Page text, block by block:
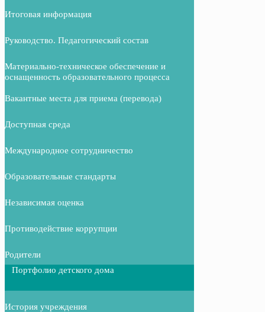
Итоговая информация
Руководство. Педагогический состав
Материально-техническое обеспечение и
оснащенность образовательного процесса
Вакантные места для приема (перевода)
Доступная среда
Международное сотрудничество
Образовательные стандарты
Независимая оценка
Противодействие коррупции
Родители
Портфолио детского дома
История учреждения